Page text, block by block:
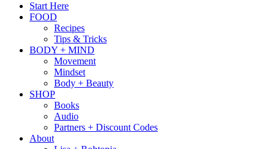
Start Here
FOOD
Recipes
Tips & Tricks
BODY + MIND
Movement
Mindset
Body + Beauty
SHOP
Books
Audio
Partners + Discount Codes
About